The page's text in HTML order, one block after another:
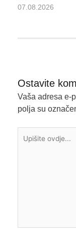
07.08.2026
Ostavite
Vaša adresa e-
polja su
ovdje...